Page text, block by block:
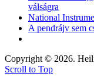
válságra
National
A pendrájv sem
Copyright © 2026.
Scroll to Top